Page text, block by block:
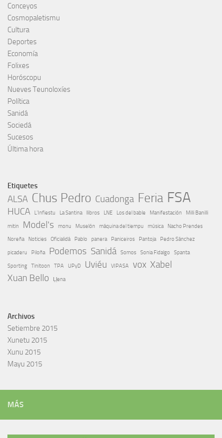
Conceyos
Cosmopaletismu
Cultura
Deportes
Economía
Folixes
Horóscopu
Nueves Teunoloxíes
Política
Sanidá
Sociedá
Sucesos
Última hora
Etiquetes
ALSA Chus Pedro Cuadonga Feria FSA
HUCA L'Infiestu La Santina llibros LNE Los del bable Manifestación Milli Banilli
mitin Model's monu Muselón máquina del tiempu música
Nacho Prendes
Noreña
Noticies Oficialidá Pablo panera Paniceiros Pantoja Pedro Sánchez
picaderu Piloña Podemos Sanidá Somos Sonia Fidalgo Spanta
Sporting Tinitoon TPA UPyD Uviéu VIPASA vox Xabel
Xuan Bello
Ḷḷena
Archivos
Setiembre 2015
Xunetu 2015
Xunu 2015
Mayu 2015
MÁS